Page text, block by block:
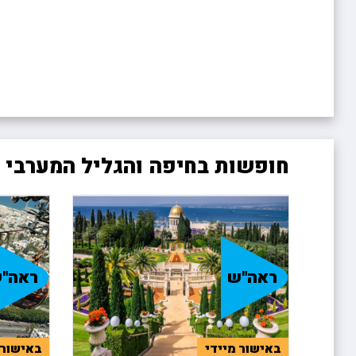
חופשות בחיפה והגליל המערבי
ראה"ש
באישור מיידי